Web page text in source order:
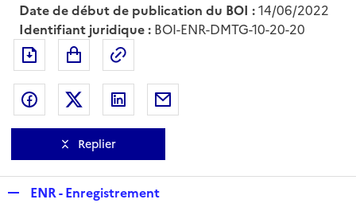
Date de début de publication du BOI :14/06/2022
Identifiant juridique : BOI-ENR-DMTG-10-20-20
Exporter le document au format pdf
Partager sur Facebook
Partager sur Twitter
Partager sur LinkedIn
Replier
ENR - Enregistrement